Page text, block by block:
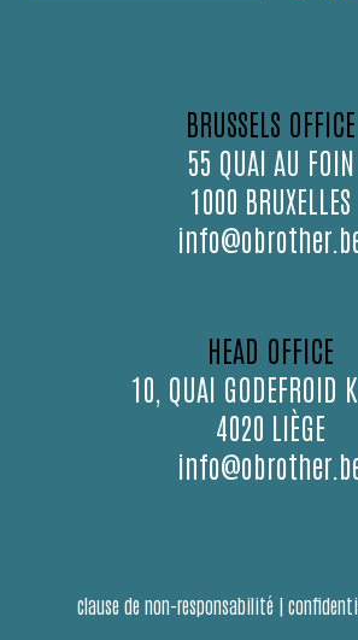
BRUSSELS OFFICE
55 QUAI AU FOIN
1000 BRUXELLES
HEAD OFFICE
10, QUAI GODEFROID
4020 LIÈGE
clause de non-responsabilité |